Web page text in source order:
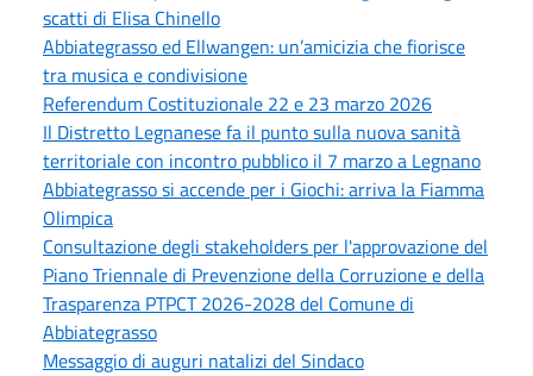
scatti di Elisa Chinello
Abbiategrasso ed Ellwangen: un’amicizia che fiorisce
tra musica e condivisione
Referendum Costituzionale 22 e 23 marzo 2026
Il Distretto Legnanese fa il punto sulla nuova sanità
territoriale con incontro pubblico il 7 marzo a Legnano
Abbiategrasso si accende per i Giochi: arriva la Fiamma
Olimpica
Consultazione degli stakeholders per l'approvazione del
Piano Triennale di Prevenzione della Corruzione e della
Trasparenza PTPCT 2026-2028 del Comune di
Abbiategrasso
Messaggio di auguri natalizi del Sindaco